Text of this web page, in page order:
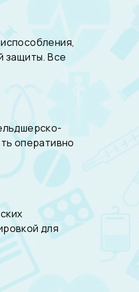
защиты. Все
оперативно
для